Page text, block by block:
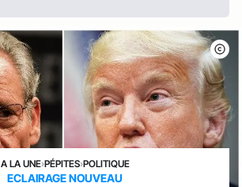
A LA UNE›PÉPITES›POLITIQUE
ECLAIRAGE NOUVEAU